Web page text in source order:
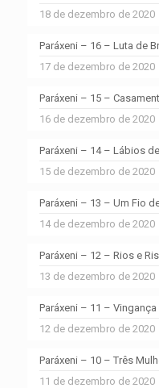
18 de dezembro de 2020
Paráxeni – 16 – Luta de
17 de dezembro de 2020
Paráxeni – 15 –
16 de dezembro de 2020
Paráxeni – 14 – Lábios
15 de dezembro de 2020
Paráxeni – 13 – Um Fio
14 de dezembro de 2020
Paráxeni – 12 – Rios e
13 de dezembro de 2020
Paráxeni – 11 – Vingança
12 de dezembro de 2020
Paráxeni – 10 – Três
11 de dezembro de 2020